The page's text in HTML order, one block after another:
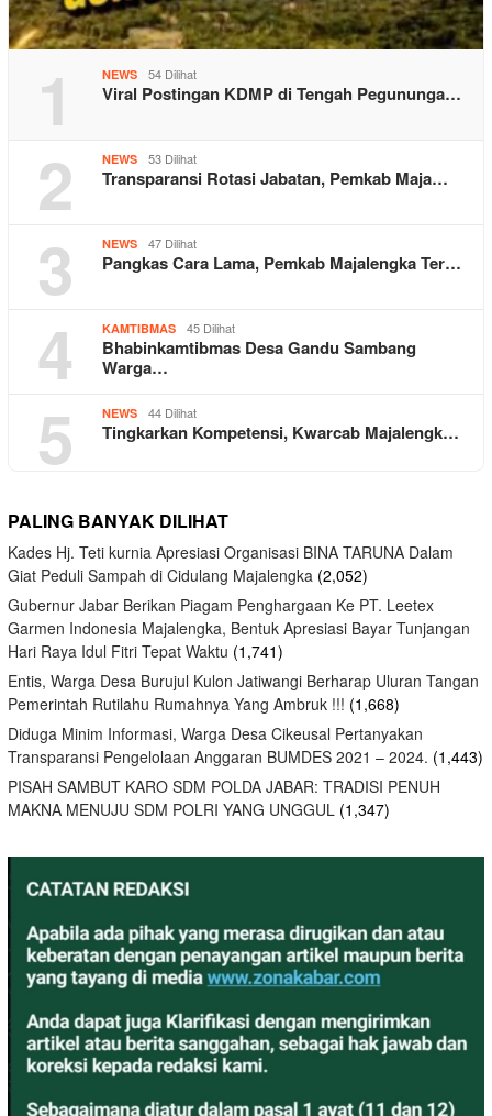
1 NEWS 54 Dilihat
Viral Postingan KDMP di Tengah Pegununga…
2 NEWS 53 Dilihat
Transparansi Rotasi Jabatan, Pemkab Maja…
3 NEWS 47 Dilihat
Pangkas Cara Lama, Pemkab Majalengka Ter…
4 KAMTIBMAS 45 Dilihat
Bhabinkamtibmas Desa Gandu Sambang
Warga…
5 NEWS 44 Dilihat
Tingkarkan Kompetensi, Kwarcab Majalengk…
PALING BANYAK DILIHAT
Kades Hj. Teti kurnia Apresiasi Organisasi BINA TARUNA Dalam
Giat Peduli Sampah di Cidulang Majalengka (2,052)
Gubernur Jabar Berikan Piagam Penghargaan Ke PT. Leetex
Garmen Indonesia Majalengka, Bentuk Apresiasi Bayar Tunjangan
Hari Raya Idul Fitri Tepat Waktu (1,741)
Entis, Warga Desa Burujul Kulon Jatiwangi Berharap Uluran Tangan
Pemerintah Rutilahu Rumahnya Yang Ambruk !!! (1,668)
Diduga Minim Informasi, Warga Desa Cikeusal Pertanyakan
Transparansi Pengelolaan Anggaran BUMDES 2021 – 2024. (1,443)
PISAH SAMBUT KARO SDM POLDA JABAR: TRADISI PENUH
MAKNA MENUJU SDM POLRI YANG UNGGUL (1,347)